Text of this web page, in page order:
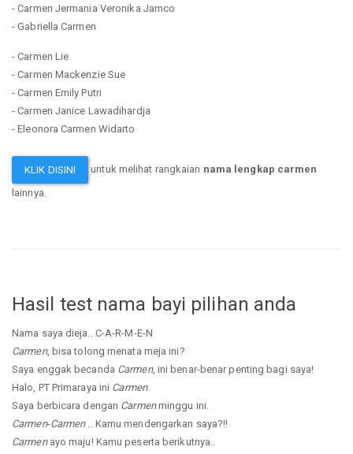
- Carmen Jermania Veronika Jamco
- Gabriella Carmen
- Carmen Lie
- Carmen Mackenzie Sue
- Carmen Emily Putri
- Carmen Janice Lawadihardja
- Eleonora Carmen Widarto
KLIK DISINI untuk melihat rangkaian nama lengkap carmen
lainnya.
Hasil test nama bayi pilihan anda
Nama saya dieja.. C-A-R-M-E-N
Carmen, bisa tolong menata meja ini?
Saya enggak becanda Carmen, ini benar-benar penting bagi saya!
Halo, PT Primaraya ini Carmen.
Saya berbicara dengan Carmenminggu ini.
Carmen-Carmen.. Kamu mendengarkan saya?!!
Carmenayo maju! Kamu peserta berikutnya..